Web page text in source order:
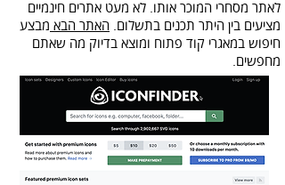
לאתר מסחרי המוכר אותו. לא מעט אתרים חינמיים
מציעים בין היתר תכנים בתשלום. האתר הבא מבצע
חיפוש במאגרי קוד פתוח ומוצא בדיוק מה שאתם
מחפשים.